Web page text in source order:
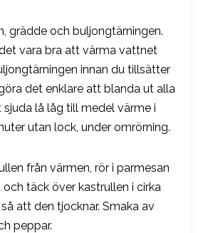
grädde och buljongtärningen.
vara bra att värma vattnet
innan du tillsätter
det enklare att blanda ut alla
sjuda lå låg till medel värme i
utan lock, under omrörning.
från värmen, rör i parmesan
täck över kastrullen i cirka
att den tjocknar. Smaka av
peppar.